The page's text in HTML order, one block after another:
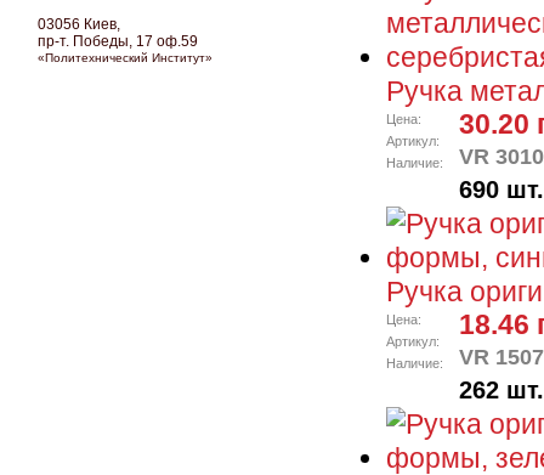
03056 Киев,
пр-т. Победы, 17 оф.59
«Политехнический Институт»
Ручка
Цена:
Артикул:
Наличие:
30.20
VR
690 шт.
Ручка
Цена:
Артикул:
Наличие:
18.46
VR
262 шт.